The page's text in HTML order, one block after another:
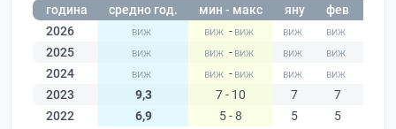
година средно год. мин - макс яну фев
2026
-
2025
-
2024
-
2023
9,3 7 - 10 7 7
2022
6,9 5 - 8 5 5